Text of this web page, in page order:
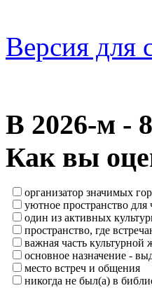
Версия для
В 2026‑м -
Как вы
организатор значимых
уютное пространство
один из активных
пространство, где
важная часть
основное назначение -
место встреч и общения
никогда не был(а) в